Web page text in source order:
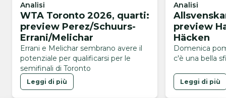
Analisi
WTA Toronto 2026, quarti:
preview Perez/Schuurs-
Errani/Melichar
Errani e Melichar sembrano avere il
potenziale per qualificarsi per le
semifinali di Toronto
Leggi di più
Analisi
preview
Häcken
Domenica
c'è una bella
Leggi di più